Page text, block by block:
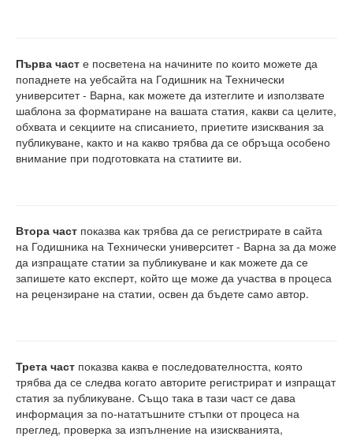
Избори
Защита на личните данни
ЗЗЛПСПОИН
Декларация за достъпност
Нормативни документи
Научна дейност
Научни проекти
Докторанти
Научноизследователски институт
Първа част е посветена на начините по които можете да
попаднете на уебсайта на Годишник на Технически
университет - Варна, как можете да изтеглите и използвате
шаблона за форматиране на вашата статия, какви са целите,
обхвата и секциите на списанието, приетите изисквания за
публикуване, както и на какво трябва да се обръща особено
внимание при подготовката на статиите ви.
Втора част показва как трябва да се регистрирате в сайта
на Годишника на Технически университет - Варна за да може
да изпращате статии за публикуване и как можете да се
запишете като експерт, който ще може да участва в процеса
на рецензиране на статии, освен да бъдете само автор.
Трета част показва каква е последователността, която
трябва да се следва когато авторите регистрират и изпращат
статия за публикуване. Също така в тази част се дава
информация за по-нататъшните стъпки от процеса на
преглед, проверка за изпълнение на изискванията,